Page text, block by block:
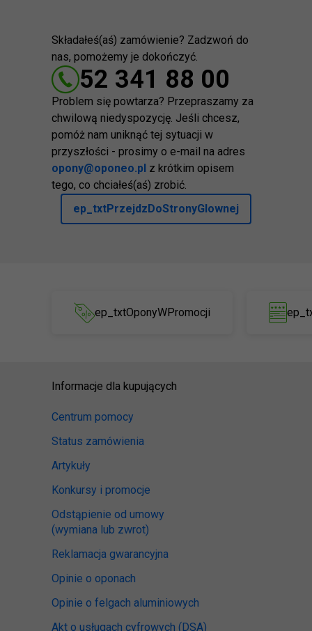
Składałeś(aś) zamówienie? Zadzwoń do
nas, pomożemy je dokończyć.
52 341 88 00
Problem się powtarza? Przepraszamy za
chwilową niedyspozycję. Jeśli chcesz,
pomóż nam uniknąć tej sytuacji w
przyszłości - prosimy o e-mail na adres
opony@oponeo.pl z krótkim opisem
tego, co chciałeś(aś) zrobić.
ep_txtPrzejdzDoStronyGlownej
ep_txtOponyWPromocji
Informacje dla kupujących
Centrum pomocy
Status zamówienia
Artykuły
Konkursy i promocje
Odstąpienie od umowy
(wymiana lub zwrot)
Reklamacja gwarancyjna
Opinie o oponach
Opinie o felgach aluminiowych
Akt o usługach cyfrowych (DSA)